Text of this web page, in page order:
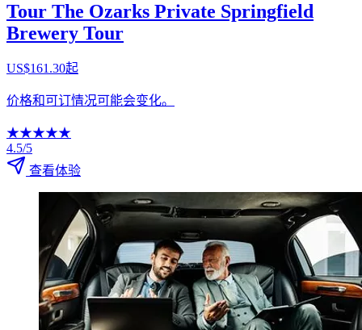
Tour The Ozarks Private Springfield
Brewery Tour
US$161.30起
价格和可订情况可能会变化。
★★★★★
4.5/5
查看体验